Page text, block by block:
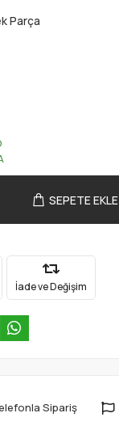
Parça
SEPETE EKLE
İade ve Değişim
Sipariş